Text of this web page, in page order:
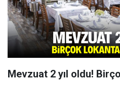
Mevzuat 2 yıl oldu!